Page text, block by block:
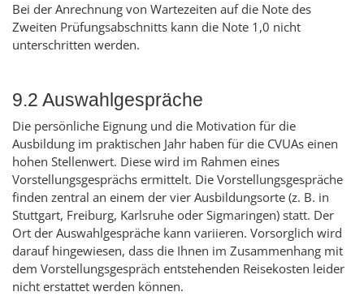
Bei der Anrechnung von Wartezeiten auf die Note des
Zweiten Prüfungsabschnitts kann die Note 1,0 nicht
unterschritten werden.
9.2 Auswahlgespräche
Die persönliche Eignung und die Motivation für die
Ausbildung im praktischen Jahr haben für die CVUAs einen
hohen Stellenwert. Diese wird im Rahmen eines
Vorstellungsgesprächs ermittelt. Die Vorstellungsgespräche
finden zentral an einem der vier Ausbildungsorte (z. B. in
Stuttgart, Freiburg, Karlsruhe oder Sigmaringen) statt. Der
Ort der Auswahlgespräche kann variieren. Vorsorglich wird
darauf hingewiesen, dass die Ihnen im Zusammenhang mit
dem Vorstellungsgespräch entstehenden Reisekosten leider
nicht erstattet werden können.